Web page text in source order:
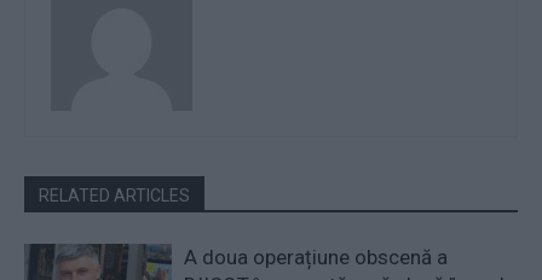
RELATED ARTICLES
A doua operațiune obscenă a